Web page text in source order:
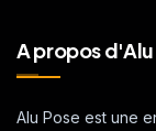
A propos d'Alu
Alu Pose est une